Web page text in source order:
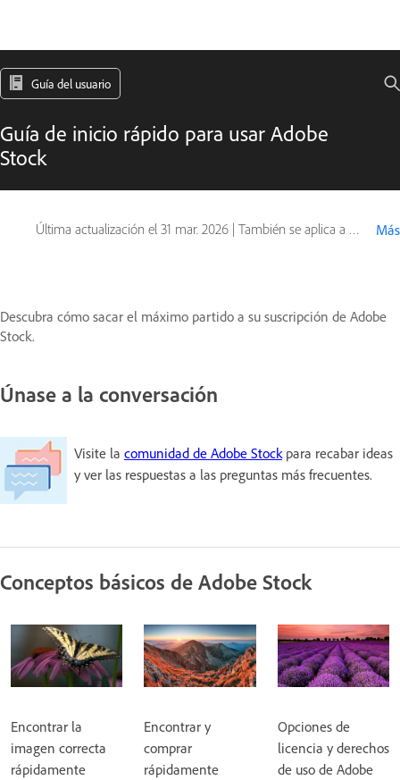
Guía del usuario
Guía de inicio rápido para usar Adobe
Stock
Última actualización el 31 mar. 2026 | También se aplica a Adobe Creative Cloud Más
Descubra cómo sacar el máximo partido a su suscripción de Adobe
Stock.
Únase a la conversación
Visite la comunidad de Adobe Stock para recabar ideas
y ver las respuestas a las preguntas más frecuentes.
Conceptos básicos de Adobe Stock
Encontrar la
imagen correcta
rápidamente
Encontrar y
comprar
rápidamente
Opciones de
licencia y derechos
de uso de Adobe